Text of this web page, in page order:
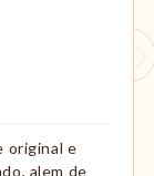
original e
alem de